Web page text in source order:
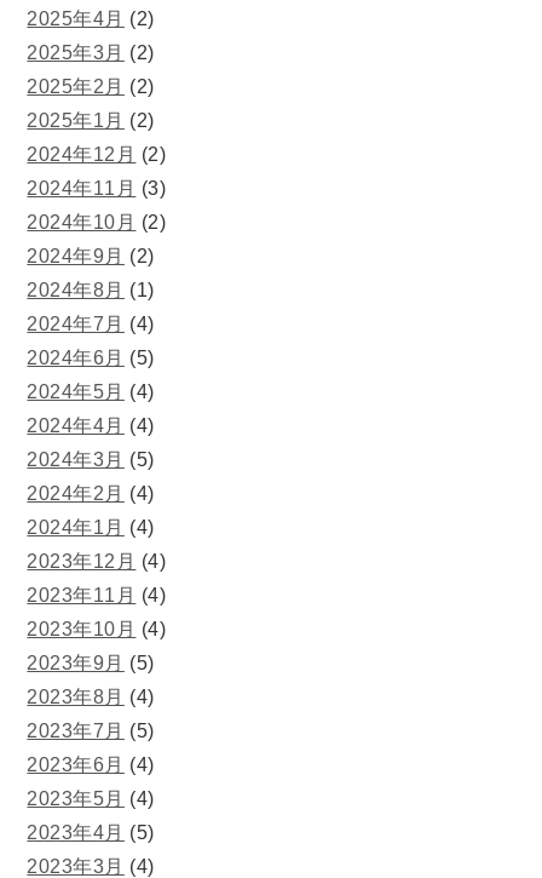
2025年4月 (2)
2025年3月 (2)
2025年2月 (2)
2025年1月 (2)
2024年12月 (2)
2024年11月 (3)
2024年10月 (2)
2024年9月 (2)
2024年8月 (1)
2024年7月 (4)
2024年6月 (5)
2024年5月 (4)
2024年4月 (4)
2024年3月 (5)
2024年2月 (4)
2024年1月 (4)
2023年12月 (4)
2023年11月 (4)
2023年10月 (4)
2023年9月 (5)
2023年8月 (4)
2023年7月 (5)
2023年6月 (4)
2023年5月 (4)
2023年4月 (5)
2023年3月 (4)